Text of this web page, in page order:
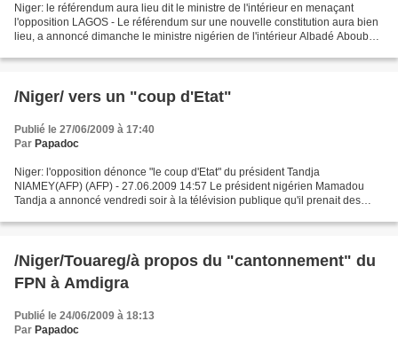
Niger: le référendum aura lieu dit le ministre de l'intérieur en menaçant
l'opposition LAGOS - Le référendum sur une nouvelle constitution aura bien
lieu, a annoncé dimanche le ministre nigérien de l'intérieur Albadé Abouba
/Niger/ vers un "coup d'Etat"
Publié le 27/06/2009 à 17:40
Par Papadoc
Niger: l'opposition dénonce "le coup d'Etat" du président Tandja
NIAMEY(AFP) (AFP) - 27.06.2009 14:57 Le président nigérien Mamadou
Tandja a annoncé vendredi soir à la télévision publique qu'il prenait des
/Niger/Touareg/à propos du "cantonnement" du
FPN à Amdigra
Publié le 24/06/2009 à 18:13
Par Papadoc